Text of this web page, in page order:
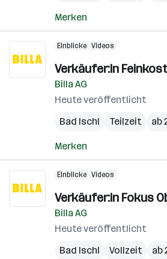
Merken
Einblicke Videos
Verkäufer:in
Billa AG
Heute veröffentlicht
Bad Ischl
Teilzeit ab
Merken
Einblicke Videos
Verkäufer:in Fokus
Billa AG
Heute veröffentlicht
Bad Ischl
Vollzeit ab